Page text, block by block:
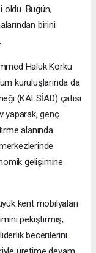
oldu. Bugün,
birini
Haluk Korku
kuruluşlarında da
(KALSİAD) çatısı
yaparak, genç
alanında
gelişimine
kent mobilyaları
pekiştirmiş,
becerilerini